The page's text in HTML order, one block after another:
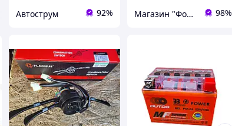
Автострум 92% Магазин "Форсаж" 98%